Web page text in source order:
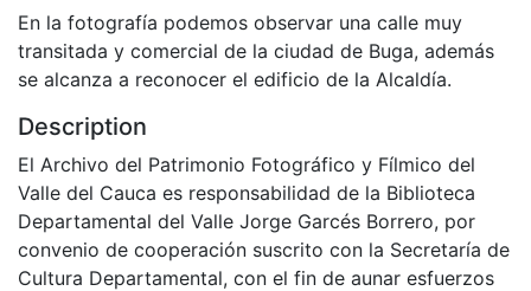
En la fotografía podemos observar una calle muy
transitada y comercial de la ciudad de Buga, además
se alcanza a reconocer el edificio de la Alcaldía.
Description
El Archivo del Patrimonio Fotográfico y Fílmico del
Valle del Cauca es responsabilidad de la Biblioteca
Departamental del Valle Jorge Garcés Borrero, por
convenio de cooperación suscrito con la Secretaría de
Cultura Departamental, con el fin de aunar esfuerzos